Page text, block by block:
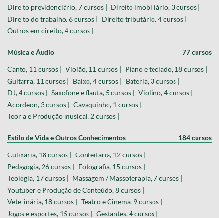
Direito previdenciário, 7 cursos | Direito imobiliário, 3 cursos |
Direito do trabalho, 6 cursos | Direito tributário, 4 cursos |
Outros em direito, 4 cursos |
Música e Áudio 77 cursos
Canto, 11 cursos | Violão, 11 cursos | Piano e teclado, 18 cursos |
Guitarra, 11 cursos | Baixo, 4 cursos | Bateria, 3 cursos |
DJ, 4 cursos | Saxofone e flauta, 5 cursos | Violino, 4 cursos |
Acordeon, 3 cursos | Cavaquinho, 1 cursos |
Teoria e Produção musical, 2 cursos |
Estilo de Vida e Outros Conhecimentos 184 cursos
Culinária, 18 cursos | Confeitaria, 12 cursos |
Pedagogia, 26 cursos | Fotografia, 15 cursos |
Teologia, 17 cursos | Massagem / Massoterapia, 7 cursos |
Youtuber e Produção de Conteúdo, 8 cursos |
Veterinária, 18 cursos | Teatro e Cinema, 9 cursos |
Jogos e esportes, 15 cursos | Gestantes, 4 cursos |